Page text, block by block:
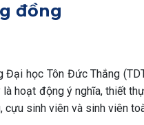
đồng
học Tôn Đức Thắng
hoạt động ý nghĩa, thiết
sinh viên và sinh viên